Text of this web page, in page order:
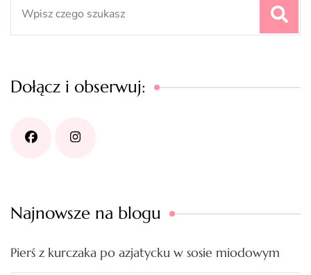
Dołącz i obserwuj:
Najnowsze na blogu
Pierś z kurczaka po azjatycku w sosie miodowym